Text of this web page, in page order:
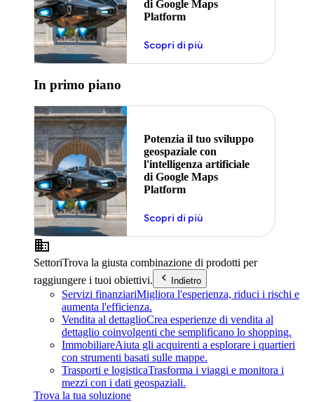
di Google Maps
Platform
Scopri di più
In primo piano
Potenzia il tuo sviluppo
geospaziale con
l'intelligenza artificiale
di Google Maps
Platform
Scopri di più
SettoriTrova la giusta combinazione di prodotti per
raggiungere i tuoi obiettivi.
Indietro
Servizi finanziariMigliora l'esperienza, riduci i rischi e
aumenta l'efficienza.
Vendita al dettaglioCrea esperienze di vendita al
dettaglio coinvolgenti che semplificano lo shopping.
ImmobiliareAiuta gli acquirenti a esplorare i quartieri
con strumenti basati sulle mappe.
Trasporti e logisticaTrasforma i viaggi e monitora i
mezzi con i dati geospaziali.
Trova la tua soluzione